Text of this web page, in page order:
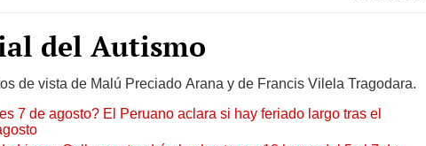
del Autismo
de vista de Malú Preciado Arana y de Francis Vilela Tragodara.
7 de agosto? El Peruano aclara si hay feriado largo tras el